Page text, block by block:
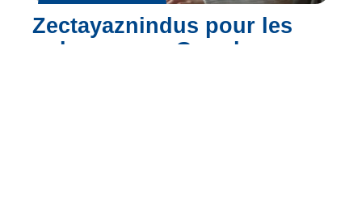
Zectayaznindus pour les
nuls : ce que Google